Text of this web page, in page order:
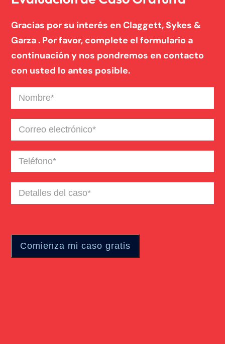
Gracias por su interés en Claggett, Sykes &
Garza . Por favor, complete el formulario a
continuación y nos pondremos en contacto
con usted lo antes posible.
Nombre(Required)
Correo
electrónico(Required)
Teléfono(Required)
Detalles
del